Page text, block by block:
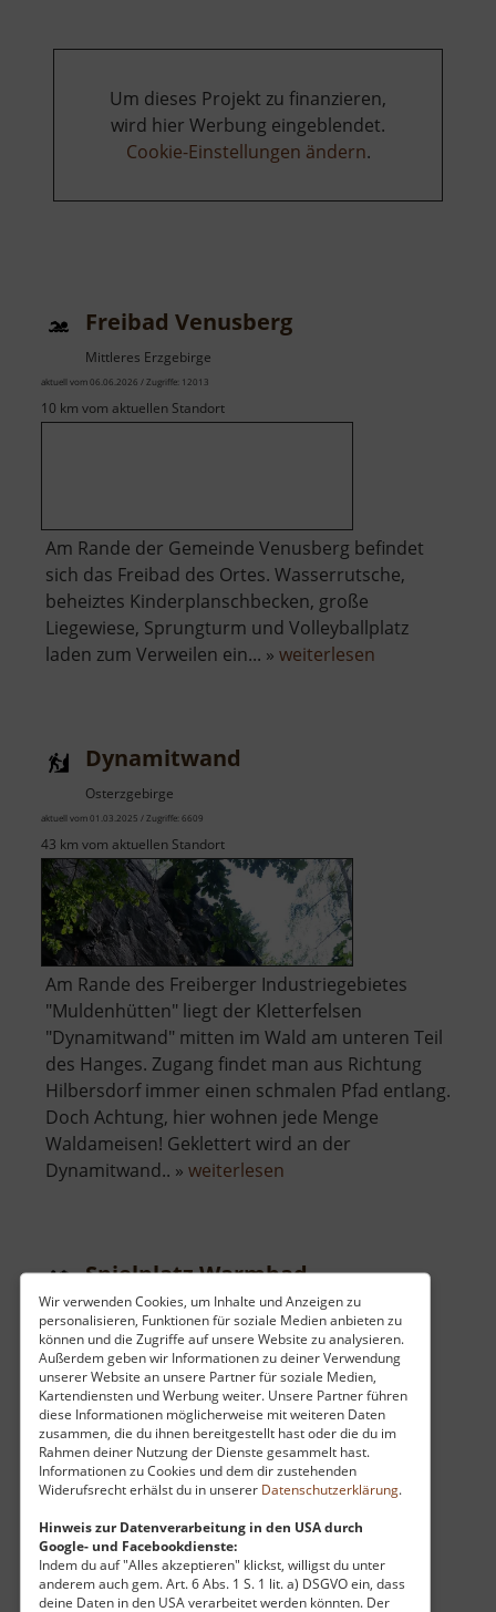
Wir verwenden Cookies, um Inhalte und Anzeigen zu
personalisieren, Funktionen für soziale Medien anbieten zu
können und die Zugriffe auf unsere Website zu analysieren.
Außerdem geben wir Informationen zu deiner Verwendung
unserer Website an unsere Partner für soziale Medien,
Kartendiensten und Werbung weiter. Unsere Partner führen
diese Informationen möglicherweise mit weiteren Daten
zusammen, die du ihnen bereitgestellt hast oder die du im
Rahmen deiner Nutzung der Dienste gesammelt hast.
Informationen zu Cookies und dem dir zustehenden
Widerufsrecht erhälst du in unserer Datenschutzerklärung.
Hinweis zur Datenverarbeitung in den USA durch
Google- und Facebookdienste:
Indem du auf "Alles akzeptieren" klickst, willigst du unter
anderem auch gem. Art. 6 Abs. 1 S. 1 lit. a) DSGVO ein, dass
deine Daten in den USA verarbeitet werden könnten. Der
Um dieses Projekt zu finanzieren,
wird hier Werbung eingeblendet.
Cookie-Einstellungen ändern.
Freibad Venusberg
Mittleres Erzgebirge
aktuell vom 06.06.2026 / Zugriffe: 12013
10 km vom aktuellen Standort
Am Rande der Gemeinde Venusberg befindet
sich das Freibad des Ortes. Wasserrutsche,
beheiztes Kinderplanschbecken, große
Liegewiese, Sprungturm und Volleyballplatz
laden zum Verweilen ein... » weiterlesen
Dynamitwand
Osterzgebirge
aktuell vom 01.03.2025 / Zugriffe: 6609
43 km vom aktuellen Standort
Am Rande des Freiberger Industriegebietes
"Muldenhütten" liegt der Kletterfelsen
"Dynamitwand" mitten im Wald am unteren Teil
des Hanges. Zugang findet man aus Richtung
Hilbersdorf immer einen schmalen Pfad entlang.
Doch Achtung, hier wohnen jede Menge
Waldameisen! Geklettert wird an der
Dynamitwand.. » weiterlesen
Spielplatz Warmbad
Mittleres Erzgebirge
aktuell vom 23.07.2024 / Zugriffe: 5331
9 km vom aktuellen Standort
Am Rande des Kurparks im kleinen Ort
Warmbad gibt es einen hübschen und
außergewöhnlichen Spielplatz. Hier kommen
alle, die gern matschen oder baggern auf ihre
Kosten. Neben dem klassischen Klettergerät